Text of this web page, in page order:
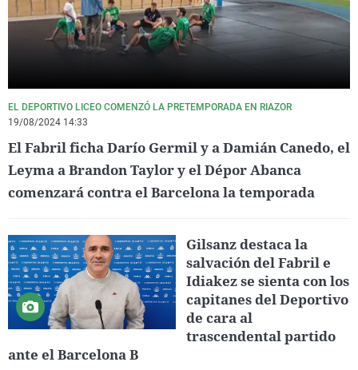
EL DEPORTIVO LICEO COMENZÓ LA PRETEMPORADA EN RIAZOR
19/08/2024 14:33
El Fabril ficha Darío Germil y a Damián Canedo, el
Leyma a Brandon Taylor y el Dépor Abanca
comenzará contra el Barcelona la temporada
Gilsanz destaca la
salvación del Fabril e
Idiakez se sienta con los
capitanes del Deportivo
de cara al
trascendental partido
ante el Barcelona B